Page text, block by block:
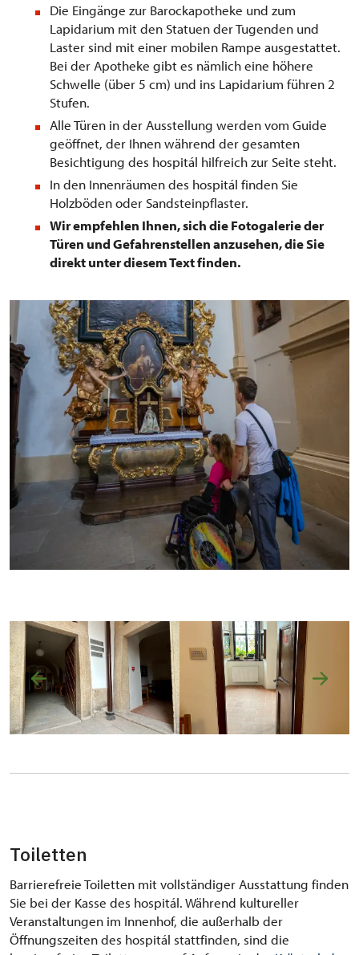
Die Eingänge zur Barockapotheke und zum
Lapidarium mit den Statuen der Tugenden und
Laster sind mit einer mobilen Rampe ausgestattet.
Bei der Apotheke gibt es nämlich eine höhere
Schwelle (über 5 cm) und ins Lapidarium führen 2
Stufen.
Alle Türen in der Ausstellung werden vom Guide
geöffnet, der Ihnen während der gesamten
Besichtigung des hospitál hilfreich zur Seite steht.
In den Innenräumen des hospitál finden Sie
Holzböden oder Sandsteinpflaster.
Wir empfehlen Ihnen, sich die Fotogalerie der
Türen und Gefahrenstellen anzusehen, die Sie
direkt unter diesem Text finden.
Toiletten
Barrierefreie Toiletten mit vollständiger Ausstattung finden
Sie bei der Kasse des hospitál. Während kultureller
Veranstaltungen im Innenhof, die außerhalb der
Öffnungszeiten des hospitál stattfinden, sind die